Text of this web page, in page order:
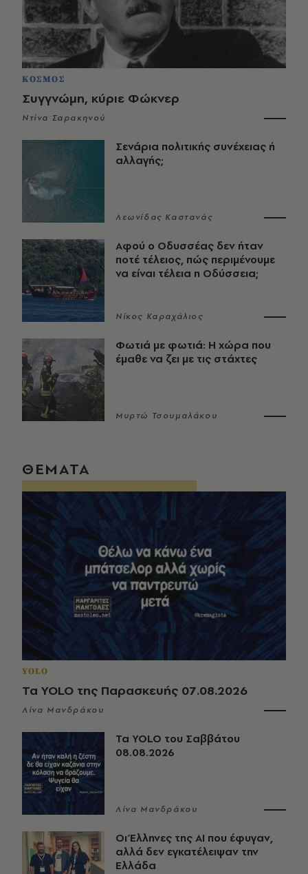
ΚΟΣΜΟΣ
Συγγνώμη, κύριε Φώκνερ
Ντίνα Σαρακηνού
Σενάρια πολιτικής συνέχειας ή
αλλαγής;
Λεωνίδας Καστανάς
Αφού ο Οδυσσέας δεν ήταν
ποτέ τέλειος, πώς περιμένουμε
να είναι τέλεια η Οδύσσεια;
Νίκος Καραχάλιος
Φωτιά με φωτιά: Η χώρα που
έμαθε να ζει με τις στάχτες
Μυρτώ Τσουμαλάκου
ΘΕΜΑΤΑ
YOLO
Τα YOLO της Παρασκευής 07.08.2026
Λίνα Μανδράκου
Τα YOLO του Σαββάτου
08.08.2026
Λίνα Μανδράκου
Οι Έλληνες της ΑΙ που έφυγαν,
αλλά δεν εγκατέλειψαν την
Ελλάδα